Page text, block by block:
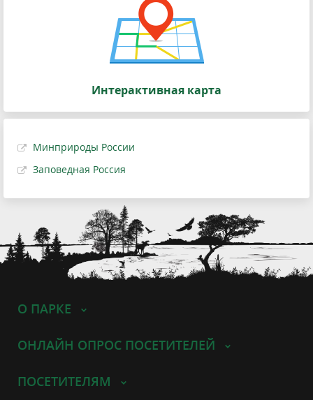
Интерактивная карта
Минприроды России
Заповедная Россия
О ПАРКЕ
ОНЛАЙН ОПРОС ПОСЕТИТЕЛЕЙ
ПОСЕТИТЕЛЯМ